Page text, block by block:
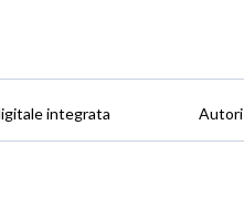
integrata Autori